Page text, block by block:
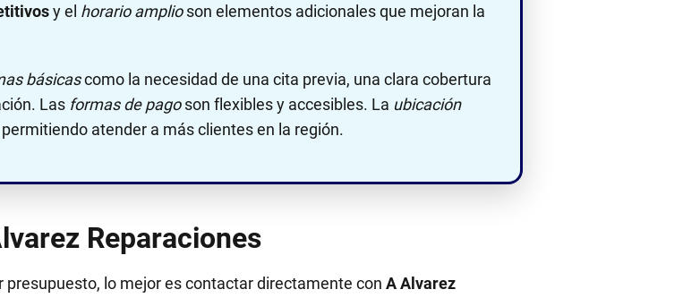
y el horario amplioson elementos adicionales que mejoran la
básicascomo la necesidad de una cita previa, una clara cobertura
Las formas de pagoson flexibles y accesibles. La ubicación
atender a más clientes en la región.
Reparaciones
lo mejor es contactar directamente con A Alvarez